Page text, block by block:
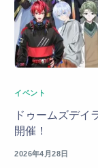
イベント
ドゥームズデイ
開催！
2026年4月28日